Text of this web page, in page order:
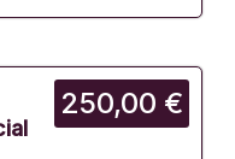
250,00 €